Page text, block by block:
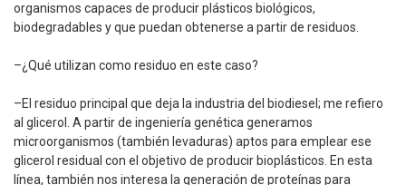
organismos capaces de producir plásticos biológicos,
biodegradables y que puedan obtenerse a partir de residuos.
–¿Qué utilizan como residuo en este caso?
–El residuo principal que deja la industria del biodiesel; me refiero
al glicerol. A partir de ingeniería genética generamos
microorganismos (también levaduras) aptos para emplear ese
glicerol residual con el objetivo de producir bioplásticos. En esta
línea, también nos interesa la generación de proteínas para